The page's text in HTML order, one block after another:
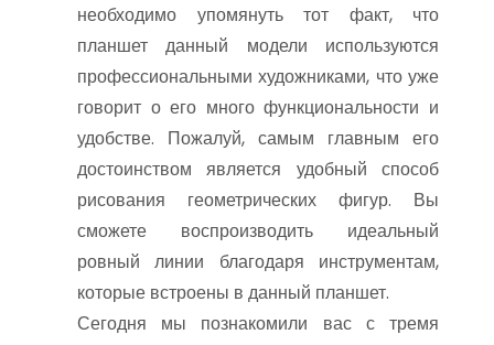
необходимо упомянуть тот факт, что
планшет данный модели используются
профессиональными художниками, что уже
говорит о его много функциональности и
удобстве. Пожалуй, самым главным его
достоинством является удобный способ
рисования геометрических фигур. Вы
сможете воспроизводить идеальный
ровный линии благодаря инструментам,
которые встроены в данный планшет.
Сегодня мы познакомили вас с тремя